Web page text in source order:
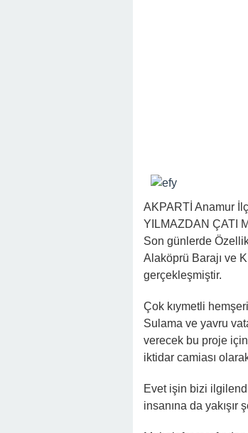
AKPARTİ Anamur
YILMAZDAN ÇATI
Son günlerde
Alaköprü Barajı ve
gerçekleşmiştir.
Çok kıymetli
Sulama ve yavru
verecek bu proje
iktidar camiası
Evet işin bizi
insanına da